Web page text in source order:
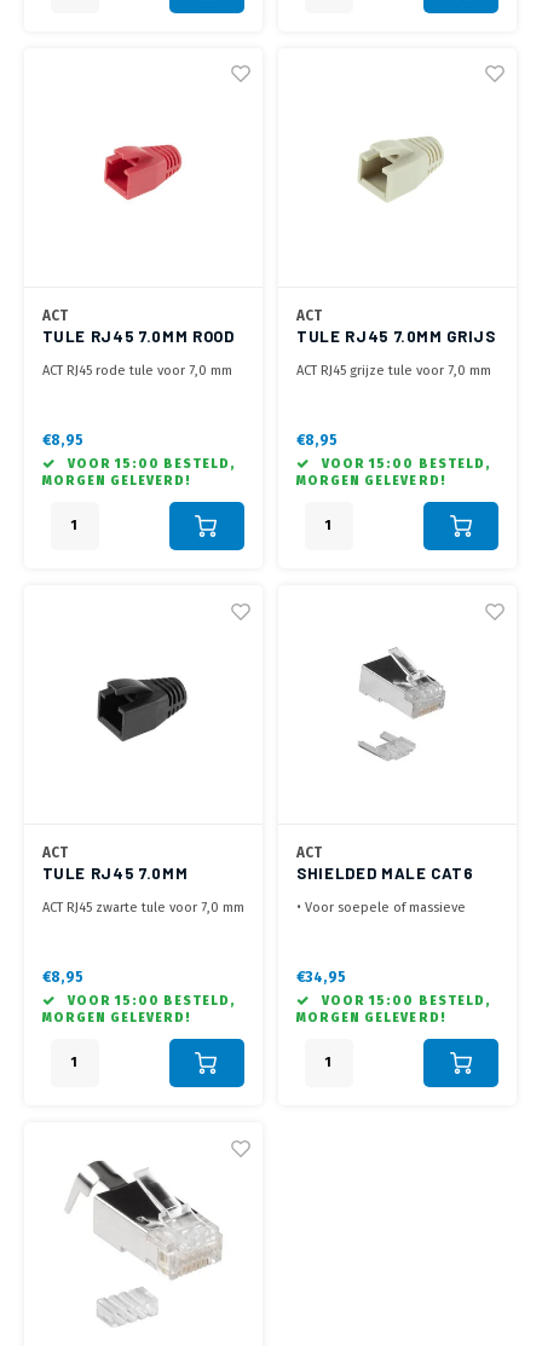
ACT
TULE RJ45 7.0MM ROOD
ACT RJ45 rode tule voor 7,0 mm
€8,95
VOOR 15:00 BESTELD,
MORGEN GELEVERD!
ACT
TULE RJ45 7.0MM GRIJS
ACT RJ45 grijze tule voor 7,0 mm
€8,95
VOOR 15:00 BESTELD,
MORGEN GELEVERD!
ACT
TULE RJ45 7.0MM
ACT RJ45 zwarte tule voor 7,0 mm
€8,95
VOOR 15:00 BESTELD,
MORGEN GELEVERD!
ACT
SHIELDED MALE CAT6
• Voor soepele of massieve
shielded Cat 6 kabel (FTP, SFTP)
positioneringsblokje, voor
• Geleverd in zakje met 25
€34,95
VOOR 15:00 BESTELD,
MORGEN GELEVERD!